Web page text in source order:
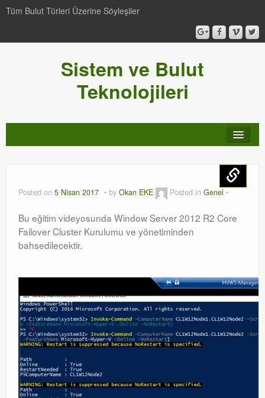
Tüm Bulut Türleri Üzerine Söyleşiler
Sistem ve Bulut
Teknolojileri
Windows Server Family
Watchguard
PHP & MySQL
Exchange
Posted on 5 Nisan 2017 by Okan EKE Posted in Genel
Bu eğitim videyosunda Window Server 2012 R2 Core
Failover Cluster Kurulumu ve yönetiminden
bahsedilecektir.